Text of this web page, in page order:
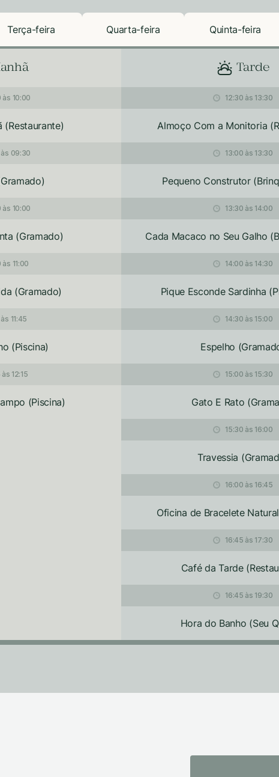
Terça-feira Quarta-feira Quinta-feira
às 10:00
(Restaurante)
às 09:30
às 10:00
(Gramado)
às 11:00
(Gramado)
às 11:45
(Piscina)
às 12:15
(Piscina)
Tarde
12:30 às 13:30
Almoço Com a Monitoria
13:00 às 13:30
Pequeno Construtor
13:30 às 14:00
Cada Macaco no Seu Galho
14:00 às 14:30
Pique Esconde Sardinha
14:30 às 15:00
Espelho
15:00 às 15:30
Gato E Rato
15:30 às 16:00
Travessia
16:00 às 16:45
Oficina de Bracelete
16:45 às 17:30
Café da Tarde
16:45 às 19:30
Hora do Banho (Seu